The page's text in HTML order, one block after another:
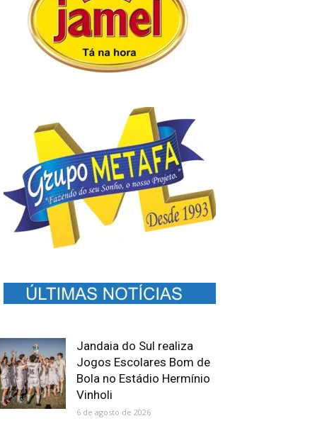
Jandaia do Sul realiza
Jogos Escolares Bom de
Bola no Estádio Hermínio
Vinholi
6 de agosto de 2026